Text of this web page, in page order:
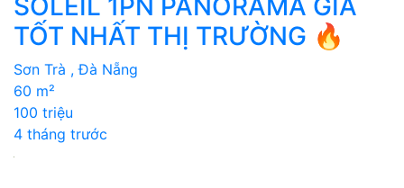
TỐT NHẤT THỊ TRƯỜNG 🔥
Sơn Trà , Đà Nẵng
60 m²
100 triệu
4 tháng trước